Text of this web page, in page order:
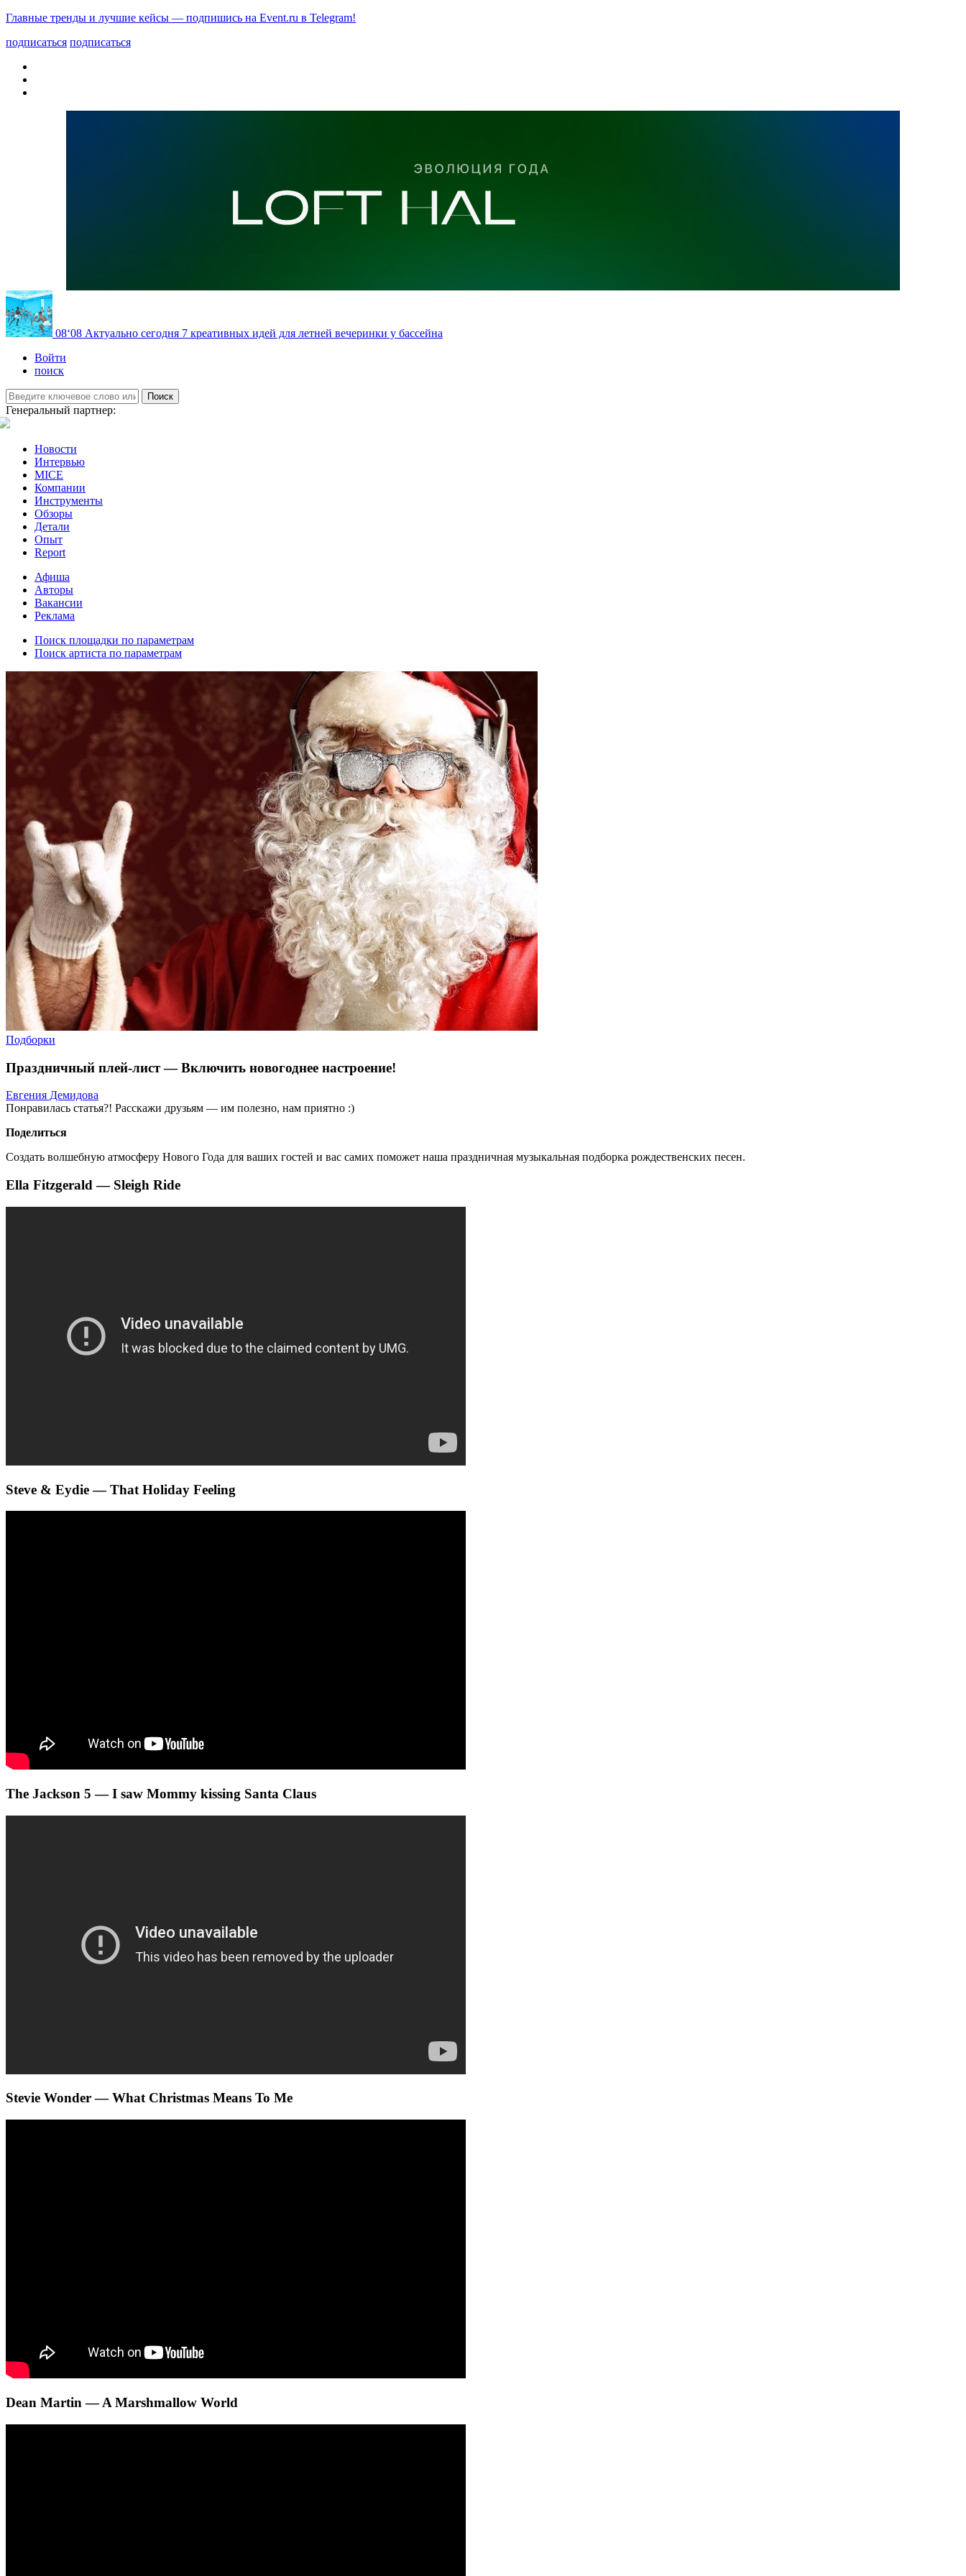
Главные тренды и лучшие кейсы — подпишись на Event.ru в Telegram!
подписаться подписаться
08‘08 Актуально сегодня 7 креативных идей для летней вечеринки у бассейна
Войти
поиск
Поиск
Генеральный партнер:
Новости
Интервью
MICE
Компании
Инструменты
Обзоры
Детали
Опыт
Report
Афиша
Авторы
Вакансии
Реклама
Поиск площадки по параметрам
Поиск артиста по параметрам
Подборки
Праздничный плей-лист — Включить новогоднее настроение!
Евгения Демидова
Понравилась статья?! Расскажи друзьям — им полезно, нам приятно :)
Поделиться
Создать волшебную атмосферу Нового Года для ваших гостей и вас самих поможет наша праздничная музыкальная подборка рождественских песен.
Ella Fitzgerald — Sleigh Ride
Steve & Eydie — That Holiday Feeling
The Jackson 5 — I saw Mommy kissing Santa Claus
Stevie Wonder — What Christmas Means To Me
Dean Martin — A Marshmallow World